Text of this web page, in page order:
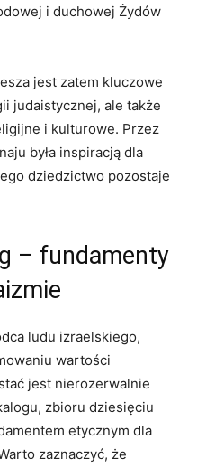
i duchowej Żydów
jest zatem kluczowe
judaistycznej,⁣ ale także
i kulturowe. Przez
była inspiracją dla
dziedzictwo pozostaje
– fundamenty
ludu izraelskiego,
wartości
jest nierozerwalnie
⁢zbioru dziesięciu⁤
etycznym dla
zaznaczyć, że